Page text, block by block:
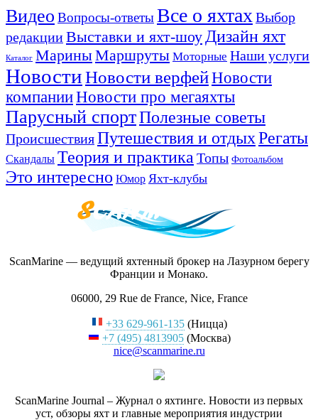
Видео Вопросы-ответыВсе о яхтах Выбор
редакцииВыставки и яхт-шоу Дизайн яхт
Каталог МариныМаршруты Моторные Наши услуги
НовостиНовости верфейНовости
компанииНовости про мегаяхты
Парусный спортПолезные советы
ПроисшествияПутешествия и отдыхРегаты
Скандалы Теория и практика Топы Фотоальбом
Это интересно Юмор Яхт-клубы
ScanMarine — ведущий яхтенный брокер на Лазурном берегу
Франции и Монако.
06000, 29 Rue de France, Nice, France
+33 629-961-135(Ницца)
+7 (495) 4813905(Москва)
nice@scanmarine.ru
ScanMarine Journal – Журнал о яхтинге. Новости из первых
уст, обзоры яхт и главные мероприятия индустрии